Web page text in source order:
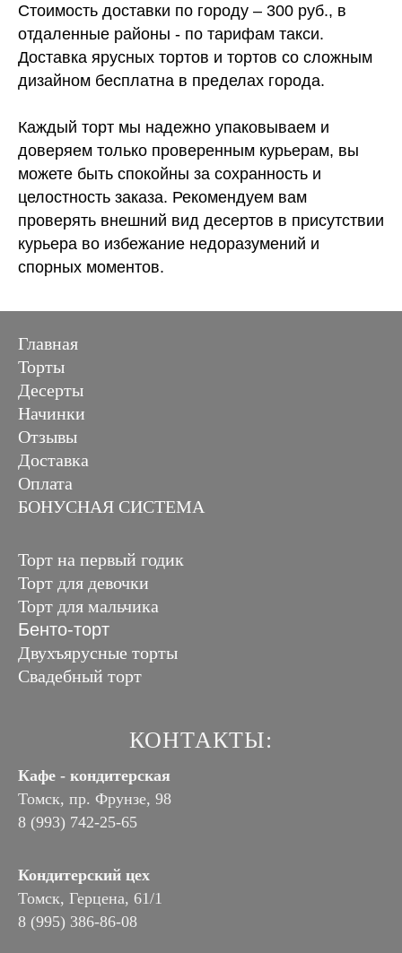
Стоимость доставки по городу – 300 руб., в
отдаленные районы - по тарифам такси.
Доставка ярусных тортов и тортов со сложным
дизайном бесплатна в пределах города.
Каждый торт мы надежно упаковываем и
доверяем только проверенным курьерам, вы
можете быть спокойны за сохранность и
целостность заказа. Рекомендуем вам
проверять внешний вид десертов в присутствии
курьера во избежание недоразумений и
спорных моментов.
Главная
Торты
Десерты
Начинки
Отзывы
Доставка
Оплата
БОНУСНАЯ СИСТЕМА
Торт на первый годик
Торт для девочки
Торт для мальчика
Бенто-торт
Двухъярусные торты
Свадебный торт
КОНТАКТЫ:
Кафе - кондитерская
Томск, пр. Фрунзе, 98
8 (993) 742-25-65
Кондитерский цех
Томск, Герцена, 61/1
8 (995) 386-86-08